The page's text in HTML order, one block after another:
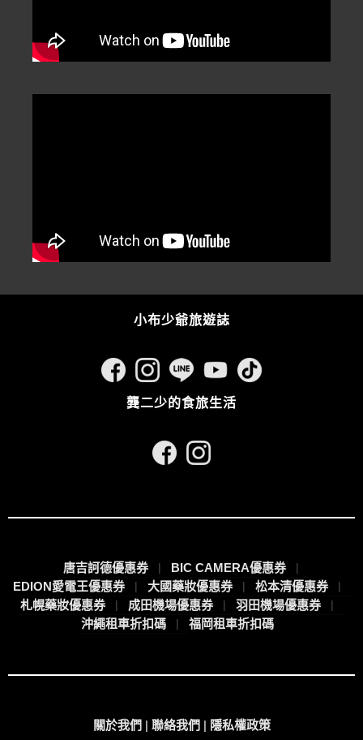
小布少爺旅遊誌
龔二少的食旅生活
唐吉訶德優惠券
BIC CAMERA優惠券
EDION愛電王優惠券
大國藥妝優惠券
松本清優惠券
札幌藥妝優惠券
成田機場優惠券
羽田機場優惠券
沖繩租車折扣碼
福岡租車折扣碼
關於我們 | 聯絡我們 | 隱私權政策